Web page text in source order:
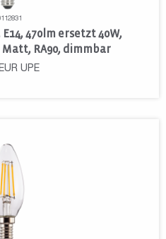
470lm ersetzt 40W,
RA90, dimmbar
UPE